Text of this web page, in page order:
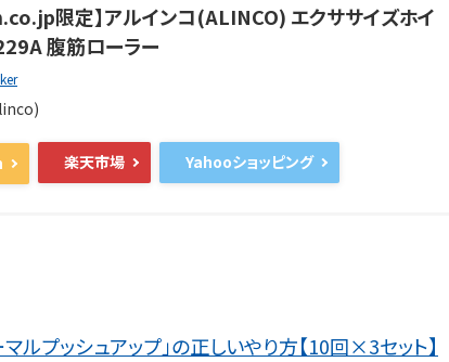
限定】アルインコ(ALINCO) エクササイズホイ
腹筋ローラー
楽天市場 Yahooショッピング
ルプッシュアップ」の正しいやり方【10回×3セット】